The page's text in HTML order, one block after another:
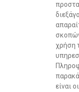
χρήση
είναι